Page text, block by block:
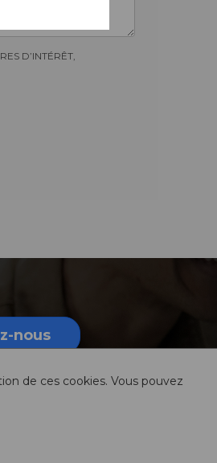
D’INTÉRÊT,
nous
de ces cookies. Vous pouvez